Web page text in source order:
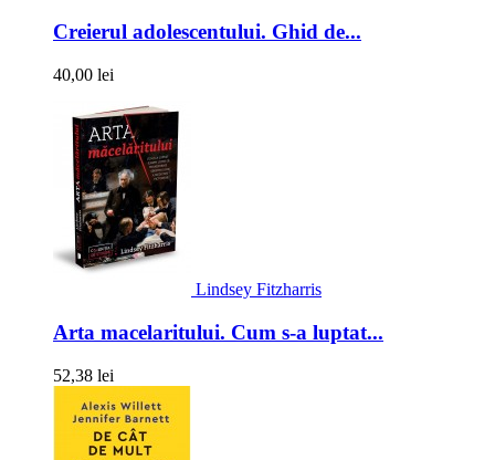
Creierul adolescentului. Ghid de...
40,00 lei
Lindsey Fitzharris
Arta macelaritului. Cum s-a luptat...
52,38 lei